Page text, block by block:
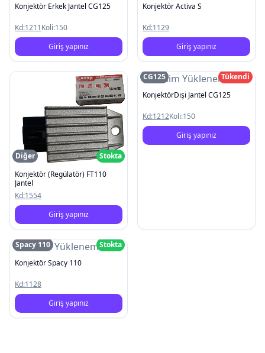
Konjektör Erkek Jantel CG125
Kd:1211Koli:150
Giriş yapınız
Konjektör Activa S
Kd:1129
Giriş yapınız
Diğer
Stokta
Konjektör (Regülatör) FT110
Jantel
Kd:1554
Giriş yapınız
Resim Yüklenemedi
CG125
Tükendi
KonjektörDişi Jantel CG125
Kd:1212Koli:150
Giriş yapınız
Resim Yüklenemedi
Spacy 110
Stokta
Konjektör Spacy 110
Kd:1128
Giriş yapınız